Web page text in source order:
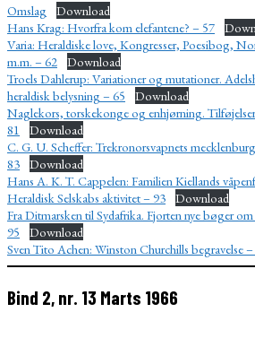
Omslag
Download
Hans Krag: Hvorfra kom elefantene? – 57
Varia: Heraldiske love, Kongresser, Poesibog,
m.m. – 62 Download
Troels Dahlerup: Variationer og mutationer.
heraldisk belysning – 65
Download
Naglekors, torskekonge og enhjørning.
81
Download
C. G. U. Scheffer: Trekronorsvapnets
83 Download
Hans A. K. T. Cappelen: Familien Kiellands
Heraldisk Selskabs aktivitet – 93 Download
Fra Ditmarsken til Sydafrika. Fjorten nye bøger
95
Download
Sven Tito Achen: Winston Churchills begravelse
Bind 2, nr. 13 Marts 1966